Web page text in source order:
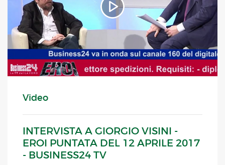
Video
INTERVISTA A GIORGIO VISINI -
EROI PUNTATA DEL 12 APRILE 2017
- BUSINESS24 TV